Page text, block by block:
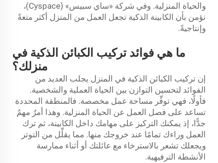
والحياة المنزلية. وفي شركة «ساي سبيس» (Cyspace)،
نؤمن بأن الكابينة الذكية تجعل العمل من المنزل أكثر متعةً
وإنتاجيةً.
ما هي فوائد تركيب الكبائن الذكية في
منزلك؟
إن تركيب الكبائن الذكية في المنزل يجلب العديد من
الفوائد لتحسين التوازن بين الحياة العملية والشخصية.
فأولًا، فهي توفِّر مساحة عمل مخصصة. فالمنطقة المحددة
تساعد على فصل العمل عن الحياة المنزلية. وهذا أمرٌ مهمٌ
جدًّا، إذ يمكنك التركيز على مهامك داخل الكابينة، ثم ترك
العمل وراءك تمامًا عند خروجك منها. مما يقلِّل من التوتر
ويجعلك تشعر بالاسترخاء مع عائلتك أو أثناء ممارسة
الأنشطة الترفيهية.